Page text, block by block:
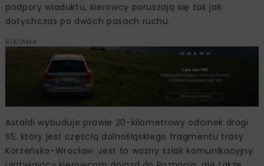
podpory wiaduktu, kierowcy poruszają się tak jak
dotychczas po dwóch pasach ruchu.
REKLAMA
Astaldi wybuduje prawie 20-kilometrowy odcinek drogi
S5, który jest częścią dolnośląskiego fragmentu trasy
Korzeńsko-Wrocław. Jest to ważny szlak komunikacyjny